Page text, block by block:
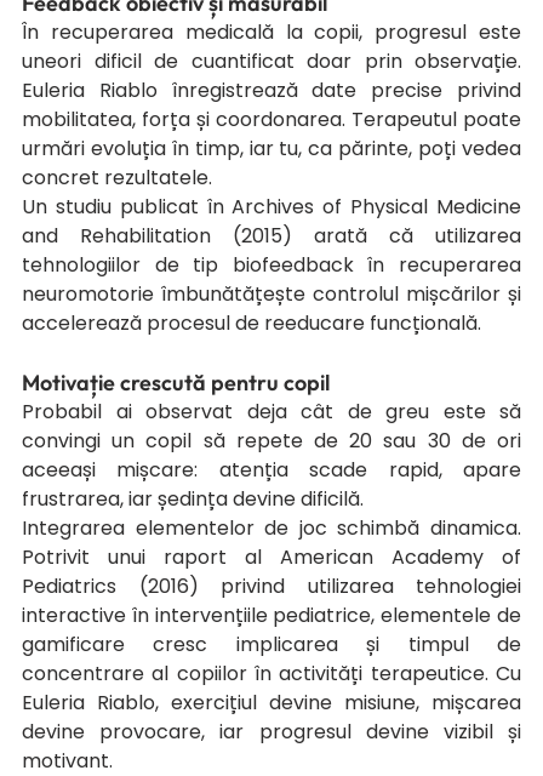
În recuperarea medicală la copii, progresul este
uneori dificil de cuantificat doar prin observație.
Euleria Riablo înregistrează date precise privind
mobilitatea, forța și coordonarea. Terapeutul poate
urmări evoluția în timp, iar tu, ca părinte, poți vedea
concret rezultatele.
Un studiu publicat în Archives of Physical Medicine
and Rehabilitation (2015) arată că utilizarea
tehnologiilor de tip biofeedback în recuperarea
neuromotorie îmbunătățește controlul mișcărilor și
accelerează procesul de reeducare funcțională.
Motivație crescută pentru copil
Probabil ai observat deja cât de greu este să
convingi un copil să repete de 20 sau 30 de ori
aceeași mișcare: atenția scade rapid, apare
frustrarea, iar ședința devine dificilă.
Integrarea elementelor de joc schimbă dinamica.
Potrivit unui raport al American Academy of
Pediatrics (2016) privind utilizarea tehnologiei
interactive în intervențiile pediatrice, elementele de
gamificare cresc implicarea și timpul de
concentrare al copiilor în activități terapeutice. Cu
Euleria Riablo, exercițiul devine misiune, mișcarea
devine provocare, iar progresul devine vizibil și
motivant.